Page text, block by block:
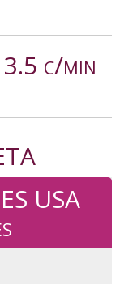
c/min
USA